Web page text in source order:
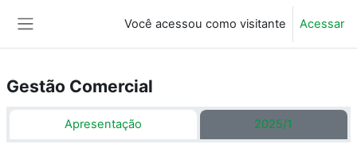
Você acessou como visitante Acessar
Gestão Comercial
Programação
Apresentação 2025/1